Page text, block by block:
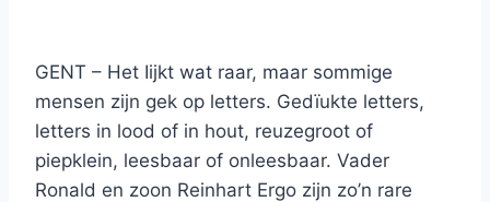
GENT – Het Iijkt wat raar, maar sommige
mensen zijn gek op letters. Gedïukte letters,
letters in lood of in hout, reuzegroot of
piepklein, leesbaar of onleesbaar. Vader
Ronald en zoon Reinhart Ergo zijn zo’n rare